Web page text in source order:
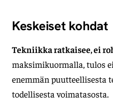
Keskeiset kohdat
Tekniikka ratkaisee, ei
maksimikuormalla, tulos
enemmän puutteellisesta
todellisesta voimatasosta.